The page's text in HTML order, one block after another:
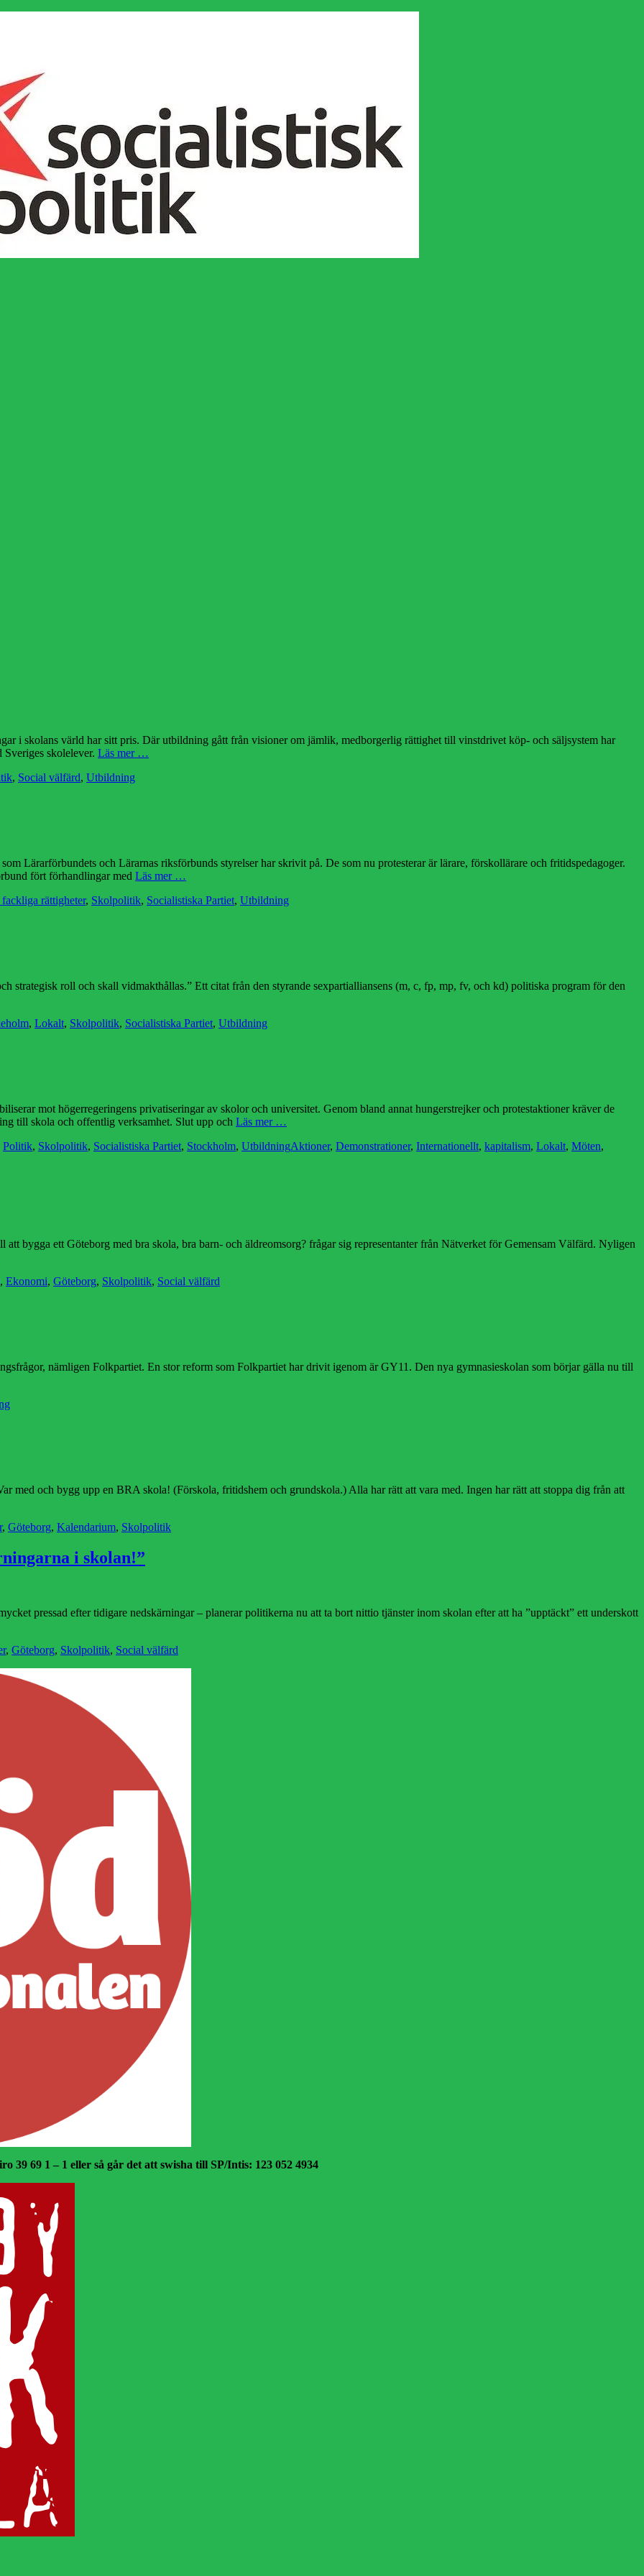
i skolans värld har sitt pris. Där utbildning gått från visioner om jämlik, medborgerlig rättighet till vinstdrivet köp- och säljsystem har
skolelever. Läs mer …
, Social välfärd, Utbildning
Lärarförbundets och Lärarnas riksförbunds styrelser har skrivit på. De som nu protesterar är lärare, förskollärare och fritidspedagoger.
fört förhandlingar med Läs mer …
rättigheter, Skolpolitik, Socialistiska Partiet, Utbildning
strategisk roll och skall vidmakthållas.” Ett citat från den styrande sexpartialliansens (m, c, fp, mp, fv, och kd) politiska program för den
, Lokalt, Skolpolitik, Socialistiska Partiet, Utbildning
mot högerregeringens privatiseringar av skolor och universitet. Genom bland annat hungerstrejker och protestaktioner kräver de
till skola och offentlig verksamhet. Slut upp och Läs mer …
Politik, Skolpolitik, Socialistiska Partiet, Stockholm, UtbildningEtiketter
Aktioner, Demonstrationer, Internationellt, kapitalism, Lokalt, Möten,
bygga ett Göteborg med bra skola, bra barn- och äldreomsorg? frågar sig representanter från Nätverket för Gemensam Välfärd. Nyligen
, Ekonomi, Göteborg, Skolpolitik, Social välfärd
nämligen Folkpartiet. En stor reform som Folkpartiet har drivit igenom är GY11. Den nya gymnasieskolan som börjar gälla nu till
med och bygg upp en BRA skola! (Förskola, fritidshem och grundskola.) Alla har rätt att vara med. Ingen har rätt att stoppa dig från att
, Göteborg, Kalendarium, Skolpolitik
i skolan!”
pressad efter tidigare nedskärningar – planerar politikerna nu att ta bort nittio tjänster inom skolan efter att ha ”upptäckt” ett underskott
, Göteborg, Skolpolitik, Social välfärd
69 1 – 1 eller så går det att swisha till SP/Intis: 123 052 4934